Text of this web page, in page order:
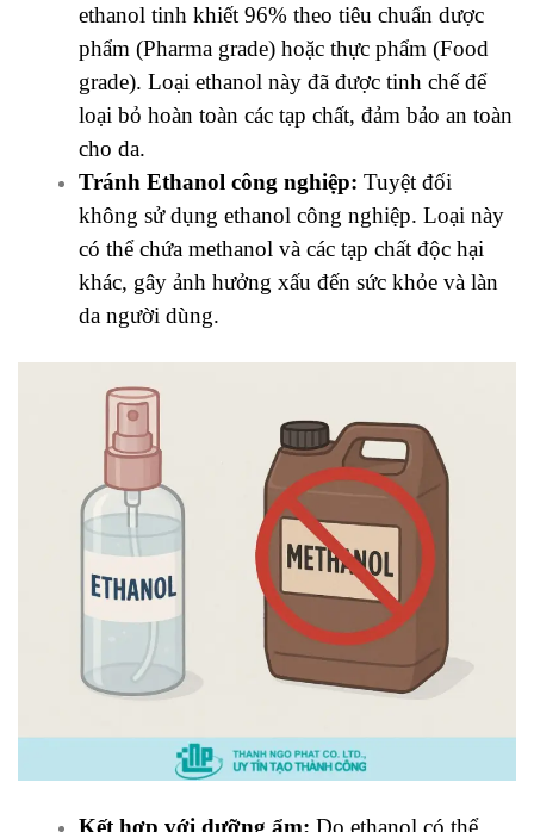
ethanol tinh khiết 96% theo tiêu chuẩn dược
phẩm (Pharma grade) hoặc thực phẩm (Food
grade). Loại ethanol này đã được tinh chế để
loại bỏ hoàn toàn các tạp chất, đảm bảo an toàn
cho da.
Tránh Ethanol công nghiệp: Tuyệt đối
không sử dụng ethanol công nghiệp. Loại này
có thể chứa methanol và các tạp chất độc hại
khác, gây ảnh hưởng xấu đến sức khỏe và làn
da người dùng.
Kết hợp với dưỡng ẩm: Do ethanol có thể